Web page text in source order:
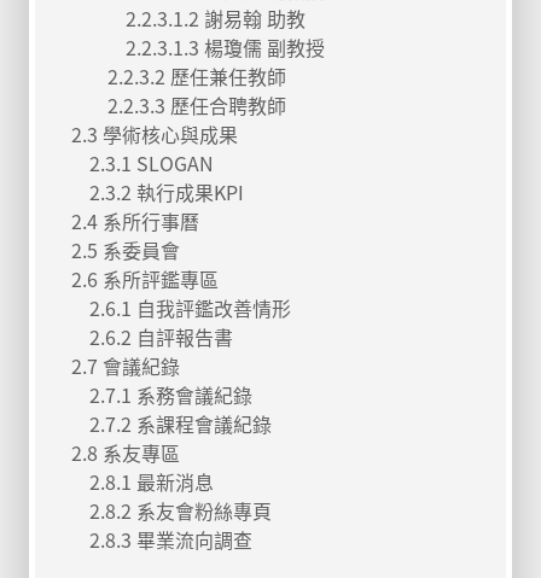
2.2.3.1.2 謝易翰 助教
2.2.3.1.3 楊瓊儒 副教授
2.2.3.2 歷任兼任教師
2.2.3.3 歷任合聘教師
2.3 學術核心與成果
2.3.1 SLOGAN
2.3.2 執行成果KPI
2.4 系所行事曆
2.5 系委員會
2.6 系所評鑑專區
2.6.1 自我評鑑改善情形
2.6.2 自評報告書
2.7 會議紀錄
2.7.1 系務會議紀錄
2.7.2 系課程會議紀錄
2.8 系友專區
2.8.1 最新消息
2.8.2 系友會粉絲專頁
2.8.3 畢業流向調查